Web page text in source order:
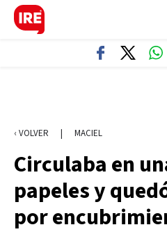
‹ VOLVER | MACIEL
Circulaba en
papeles y
por